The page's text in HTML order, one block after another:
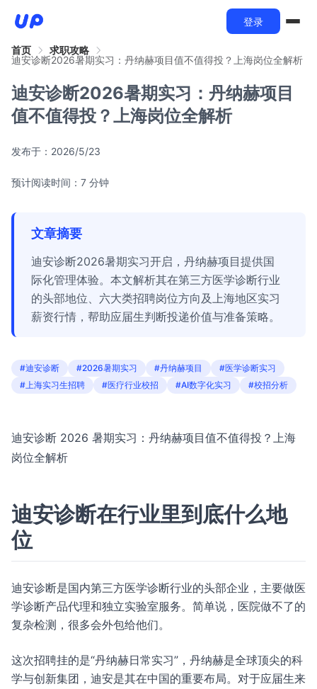
登录
首页
求职攻略
迪安诊断2026暑期实习：丹纳赫项目值不值得投？上海岗位全解析
迪安诊断2026暑期实习：丹纳赫项目
值不值得投？上海岗位全解析
发布于： 2026/5/23
预计阅读时间：7 分钟
文章摘要
迪安诊断2026暑期实习开启，丹纳赫项目提供国
际化管理体验。本文解析其在第三方医学诊断行业
的头部地位、六大类招聘岗位方向及上海地区实习
薪资行情，帮助应届生判断投递价值与准备策略。
#迪安诊断 #2026暑期实习 #丹纳赫项目
#医学诊断实习
#上海实习生招聘
#医疗行业校招 #AI数字化实习 #校招分析
迪安诊断 2026 暑期实习：丹纳赫项目值不值得投？上海
岗位全解析
迪安诊断在行业里到底什么地
位
迪安诊断是国内第三方医学诊断行业的头部企业，主要做医
学诊断产品代理和独立实验室服务。简单说，医院做不了的
复杂检测，很多会外包给他们。
这次招聘挂的是“丹纳赫日常实习”，丹纳赫是全球顶尖的科
学与创新集团，迪安是其在中国的重要布局。对于应届生来